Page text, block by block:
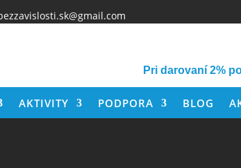
Pri darovaní 2%
AKTIVITY PODPORA BLOG